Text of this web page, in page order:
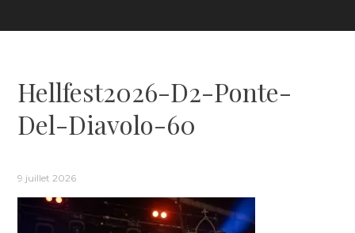
Hellfest2026-D2-Ponte-
Del-Diavolo-60
9 juillet 2026